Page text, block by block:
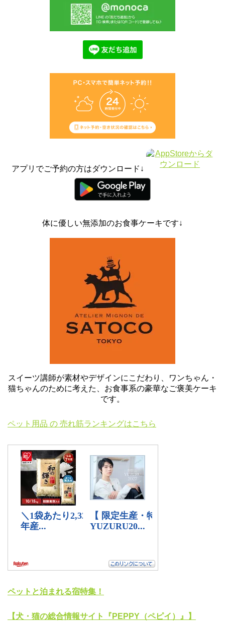
アプリでご予約の方はダウンロード↓
体に優しい無添加のお食事ケーキです↓
スイーツ講師が素材やデザインにこだわり、ワンちゃん・
猫ちゃんのために考えた、お食事系の豪華なご褒美ケーキ
です。
ペット用品 の 売れ筋ランキングはこちら
ペットと泊まれる宿特集！
【犬・猫の総合情報サイト『PEPPY（ペピイ）』】